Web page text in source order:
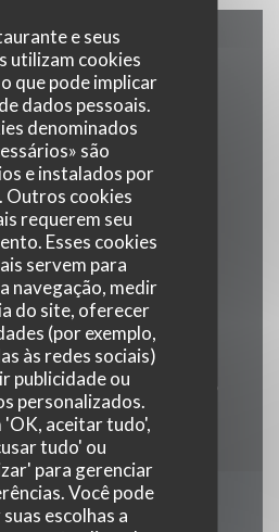
e seus
utilizam cookies
que pode implicar
dados pessoais.
denominados
são
e instalados por
Outros cookies
requerem seu
Esses cookies
servem para
navegação, medir
do site, oferecer
(por exemplo,
às redes sociais)
publicidade ou
personalizados.
'OK, aceitar tudo',
tudo' ou
para gerenciar
Você pode
escolhas a
gerais
de empresa
Tradicional
Serviços
de pagamento
Bancontact / Mister Cash,
Visa, Cartão Azul